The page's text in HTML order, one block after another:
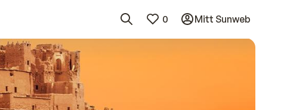
0 Mitt Sunweb